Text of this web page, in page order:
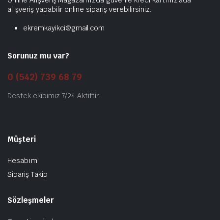
alışveriş yapabilir online sipariş verebilirsiniz.
ekremkayikci@gmail.com
Sorunuz mu var?
0 (542) 739 68 79
Destek ekibimiz 7/24 Aktiftir.
Müşteri
Hesabım
Sipariş Takip
Sözleşmeler